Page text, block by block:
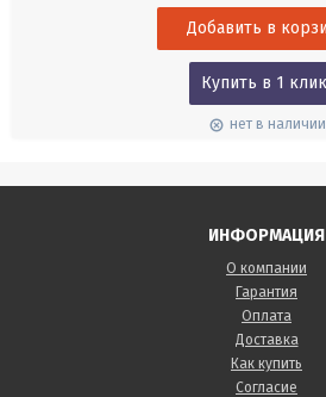
Купить в 1 клик
нет в наличии
ИНФОРМАЦИЯ
О компании
Гарантия
Оплата
Доставка
Как купить
Согласие